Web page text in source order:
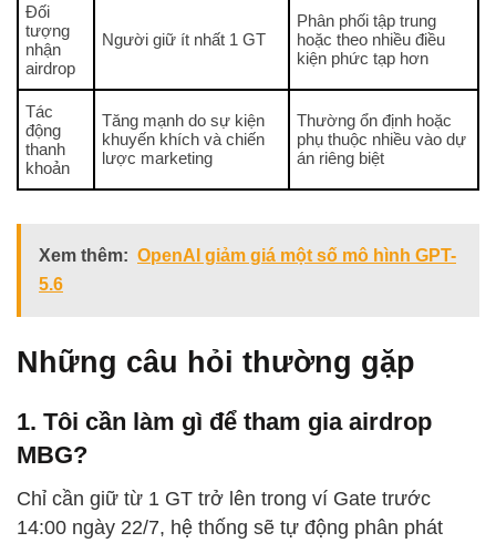
Đối
tượng
nhận
airdrop
Người giữ ít nhất 1 GT
Phân phối tập trung
hoặc theo nhiều điều
kiện phức tạp hơn
Tác
động
thanh
khoản
Tăng mạnh do sự kiện
khuyến khích và chiến
lược marketing
Thường ổn định hoặc
phụ thuộc nhiều vào dự
án riêng biệt
Xem thêm: OpenAI giảm giá một số mô hình GPT-
5.6
Những câu hỏi thường gặp
1. Tôi cần làm gì để tham gia airdrop
MBG?
Chỉ cần giữ từ 1 GT trở lên trong ví Gate trước
14:00 ngày 22/7, hệ thống sẽ tự động phân phát